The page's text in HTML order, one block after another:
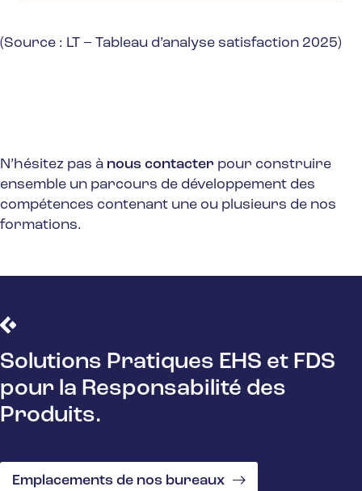
(Source : LT – Tableau d’analyse satisfaction 2025)
N’hésitez pas à nous contacter pour construire
ensemble un parcours de développement des
compétences contenant une ou plusieurs de nos
formations.
Solutions Pratiques EHS et FDS
pour la Responsabilité des
Produits.
Emplacements de nos bureaux